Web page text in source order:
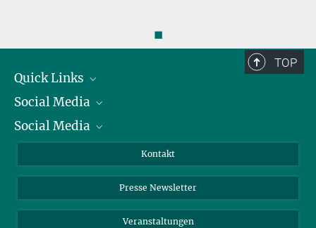
◼
TOP
Quick Links
Präsident
Zahlen und Fakten
Social Media
Bluesky
TikTok
Social Media
Instagram
YouTube
Kontakt
Presse Newsletter
Veranstaltungen